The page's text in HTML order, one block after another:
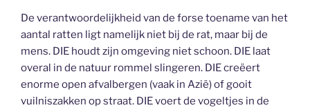
De verantwoordelijkheid van de forse toename van het
aantal ratten ligt namelijk niet bij de rat, maar bij de
mens. DIE houdt zijn omgeving niet schoon. DIE laat
overal in de natuur rommel slingeren. DIE creëert
enorme open afvalbergen (vaak in Azië) of gooit
vuilniszakken op straat. DIE voert de vogeltjes in de